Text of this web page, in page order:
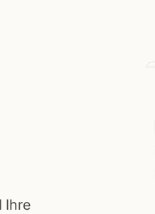
Ihre